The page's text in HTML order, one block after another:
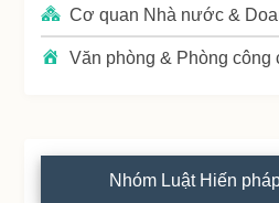
Cơ quan Nhà nước &
Văn phòng & Phòng công
Nhóm Luật Hiến